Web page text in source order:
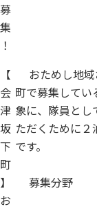
募
集
！
【
会
津
坂
下
町
】
お
おためし地
町で募集して
象に、隊員と
ただくために
です。
募集分野